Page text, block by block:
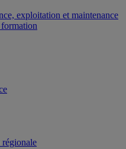
exploitation et maintenance